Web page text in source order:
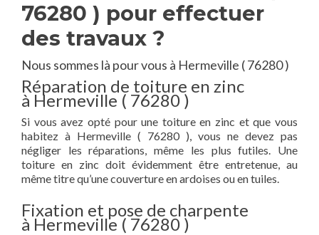
76280 ) pour effectuer
des travaux ?
Nous sommes là pour vous à Hermeville ( 76280 )
Réparation de toiture en zinc
à Hermeville ( 76280 )
Si vous avez opté pour une toiture en zinc et que vous
habitez à Hermeville ( 76280 ), vous ne devez pas
négliger les réparations, même les plus futiles. Une
toiture en zinc doit évidemment être entretenue, au
même titre qu’une couverture en ardoises ou en tuiles.
Fixation et pose de charpente
à Hermeville ( 76280 )